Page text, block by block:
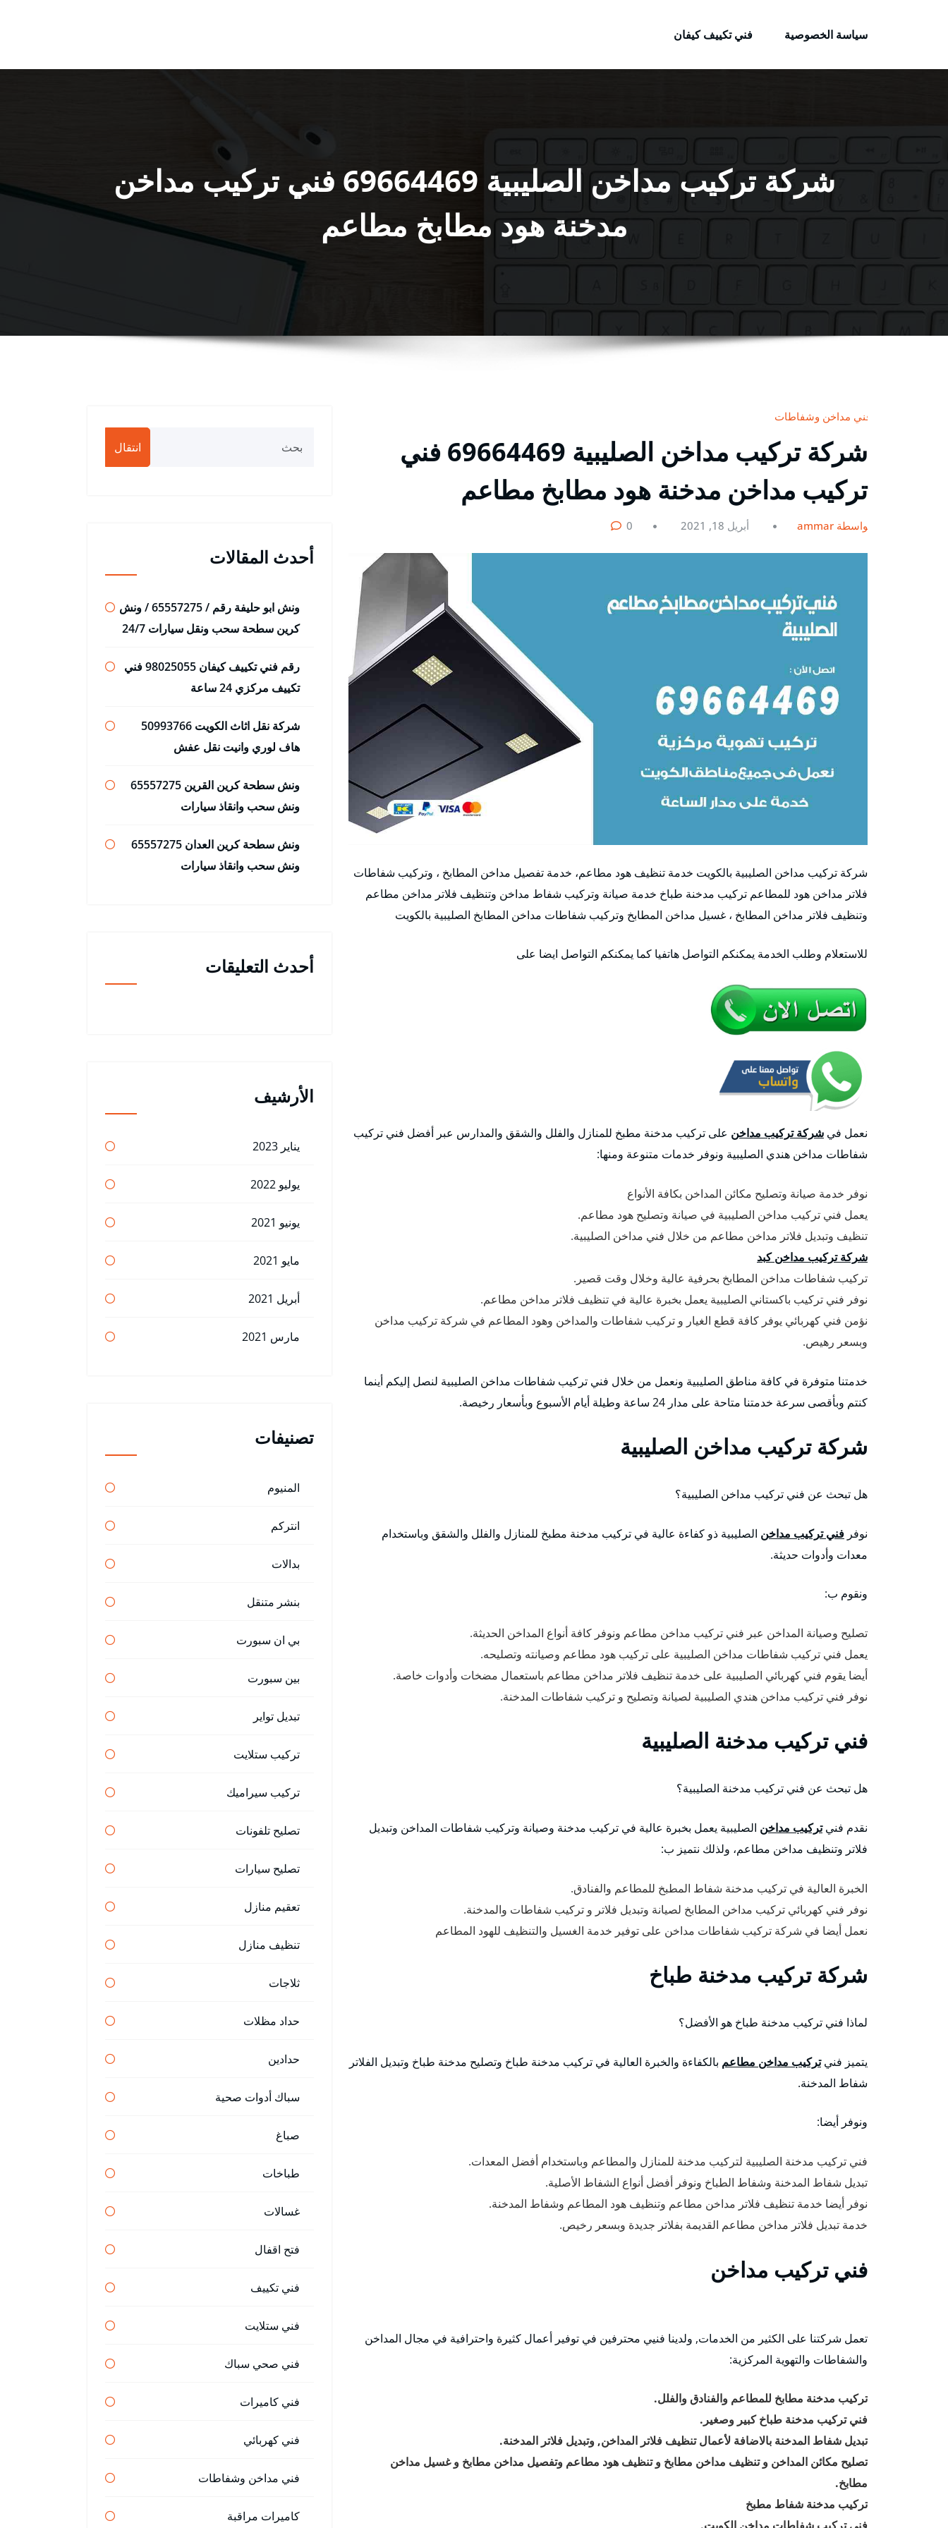
سياسة الخصوصية
فني تكييف كيفان
شركة تركيب مداخن الصليبية 69664469 فني تركيب مداخن
مدخنة هود مطابخ مطاعم
فني مداخن وشفاطات
شركة تركيب مداخن الصليبية 69664469 فني
تركيب مداخن مدخنة هود مطابخ مطاعم
بواسطة ammar أبريل 18, 2021 0
شركة تركيب مداخن الصليبية بالكويت خدمة تنظيف هود مطاعم، خدمة تفصيل مداخن المطابخ ، وتركيب شفاطات
فلاتر مداخن هود للمطاعم تركيب مدخنة طباخ خدمة صيانة وتركيب شفاط مداخن وتنظيف فلاتر مداخن مطاعم
وتنظيف فلاتر مداخن المطابخ ، غسيل مداخن المطابخ وتركيب شفاطات مداخن المطابخ الصليبية بالكويت
للاستعلام وطلب الخدمة يمكنكم التواصل هاتفيا كما يمكنكم التواصل ايضا على
نعمل في شركة تركيب مداخن على تركيب مدخنة مطبخ للمنازل والفلل والشقق والمدارس عبر أفضل فني تركيب
شفاطات مداخن هندي الصليبية ونوفر خدمات متنوعة ومنها:
نوفر خدمة صيانة وتصليح مكائن المداخن بكافة الأنواع
يعمل فني تركيب مداخن الصليبية في صيانة وتصليح هود مطاعم.
تنظيف وتبديل فلاتر مداخن مطاعم من خلال فني مداخن الصليبية.
شركة تركيب مداخن كبد
تركيب شفاطات مداخن المطابخ بحرفية عالية وخلال وقت قصير.
نوفر فني تركيب باكستاني الصليبية يعمل بخبرة عالية في تنظيف فلاتر مداخن مطاعم.
نؤمن فني كهربائي يوفر كافة قطع الغيار و تركيب شفاطات والمداخن وهود المطاعم في شركة تركيب مداخن
وبسعر رهيص.
خدمتنا متوفرة في كافة مناطق الصليبية ونعمل من خلال فني تركيب شفاطات مداخن الصليبية لنصل إليكم أينما
كنتم وبأقصى سرعة خدمتنا متاحة على مدار 24 ساعة وطيلة أيام الأسبوع وبأسعار رخيصة.
شركة تركيب مداخن الصليبية
هل تبحث عن فني تركيب مداخن الصليبية؟
نوفر فني تركيب مداخن الصليبية ذو كفاءة عالية في تركيب مدخنة مطبخ للمنازل والفلل والشقق وباستخدام
معدات وأدوات حديثة.
ونقوم ب:
تصليح وصيانة المداخن عبر فني تركيب مداخن مطاعم ونوفر كافة أنواع المداخن الحديثة.
يعمل فني تركيب شفاطات مداخن الصليبية على تركيب هود مطاعم وصيانته وتصليحه.
أيضا يقوم فني كهربائي الصليبية على خدمة تنظيف فلاتر مداخن مطاعم باستعمال مضخات وأدوات خاصة.
نوفر فني تركيب مداخن هندي الصليبية لصيانة وتصليح و تركيب شفاطات المدخنة.
فني تركيب مدخنة الصليبية
هل تبحث عن فني تركيب مدخنة الصليبية؟
نقدم فنيتركيب مداخن الصليبية يعمل بخبرة عالية في تركيب مدخنة وصيانة وتركيب شفاطات المداخن وتبديل
فلاتر وتنظيف مداخن مطاعم، ولذلك نتميز ب:
الخبرة العالية في تركيب مدخنة شفاط المطبخ للمطاعم والفنادق.
نوفر فني كهربائي تركيب مداخن المطابخ لصيانة وتبديل فلاتر و تركيب شفاطات والمدخنة.
نعمل أيضا في شركة تركيب شفاطات مداخن على توفير خدمة الغسيل والتنظيف للهود المطاعم
شركة تركيب مدخنة طباخ
لماذا فني تركيب مدخنة طباخ هو الأفضل؟
يتميز فنيتركيب مداخن مطاعم بالكفاءة والخبرة العالية في تركيب مدخنة طباخ وتصليح مدخنة طباخ وتبديل الفلاتر
شفاط المدخنة.
ونوفر أيضا:
فني تركيب مدخنة الصليبية لتركيب مدخنة للمنازل والمطاعم وباستخدام أفضل المعدات.
تبديل شفاط المدخنة وشفاط الطباخ ونوفر أفضل أنواع الشفاط الأصلية.
نوفر أيضا خدمة تنظيف فلاتر مداخن مطاعم وتنظيف هود المطاعم وشفاط المدخنة.
خدمة تبديل فلاتر مداخن مطاعم القديمة بفلاتر جديدة وبسعر رخيص.
فني تركيب مداخن
تعمل شركتنا على الكثير من الخدمات, ولدينا فنيي محترفين في توفير أعمال كثيرة واحترافية في مجال المداخن
والشفاطات والتهوية المركزية:
تركيب مدخنة مطابخ للمطاعم والفنادق والفلل.
فني تركيب مدخنة طباخ كبير وصغير.
تبديل شفاط المدخنة بالاضافة لأعمال تنظيف فلاتر المداخن, وتبديل فلاتر المدخنة.
تصليح مكائن المداخن و تنظيف مداخن مطابخ و تنظيف هود مطاعم وتفصيل مداخن مطابخ و غسيل مداخن
مطابخ.
تركيب مدخنة شفاط مطبخ
انتقال
أحدث المقالات
ونش ابو حليفة رقم / 65557275 / ونش
كرين سطحة سحب ونقل سيارات 24/7
رقم فني تكييف كيفان 98025055 فني
تكييف مركزي 24 ساعة
شركة نقل اثاث الكويت 50993766
هاف لوري وانيت نقل عفش
ونش سطحة كرين القرين 65557275
ونش سحب وانقاذ سيارات
ونش سطحة كرين العدان 65557275
ونش سحب وانقاذ سيارات
أحدث التعليقات
الأرشيف
يناير 2023
يوليو 2022
يونيو 2021
مايو 2021
أبريل 2021
مارس 2021
تصنيفات
المنيوم
انتركم
بدالات
بنشر متنقل
بي ان سبورت
بين سبورت
تبديل تواير
تركيب ستلايت
تركيب سيراميك
تصليح تلفونات
تصليح سيارات
تعقيم منازل
تنظيف منازل
ثلاجات
حداد مظلات
حدادين
سباك أدوات صحية
صباغ
طباخات
غسالات
فتح اقفال
فني تكييف
فني ستلايت
فني صحي سباك
فني كاميرات
فني كهربائي
فني مداخن وشفاطات
كاميرات مراقبة